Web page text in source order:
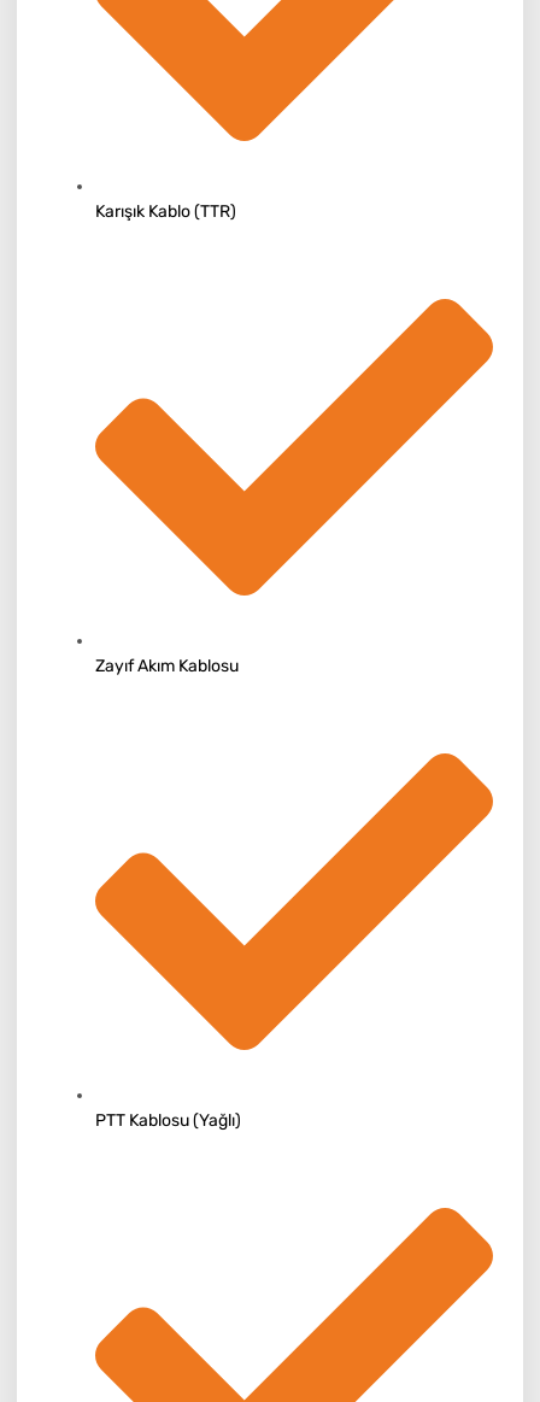
Karışık Kablo (TTR)
Zayıf Akım Kablosu
PTT Kablosu (Yağlı)